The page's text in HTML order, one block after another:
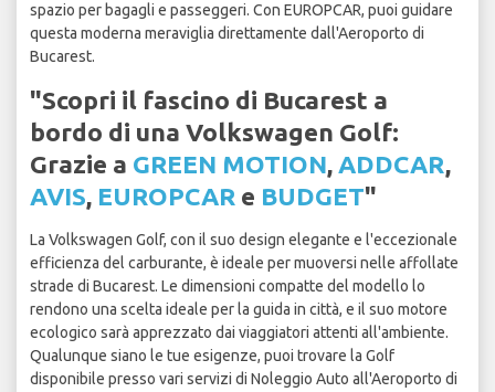
spazio per bagagli e passeggeri. Con EUROPCAR, puoi guidare
questa moderna meraviglia direttamente dall'Aeroporto di
Bucarest.
"Scopri il fascino di Bucarest a
bordo di una Volkswagen Golf:
Grazie a GREEN MOTION, ADDCAR,
AVIS, EUROPCAR e BUDGET"
La Volkswagen Golf, con il suo design elegante e l'eccezionale
efficienza del carburante, è ideale per muoversi nelle affollate
strade di Bucarest. Le dimensioni compatte del modello lo
rendono una scelta ideale per la guida in città, e il suo motore
ecologico sarà apprezzato dai viaggiatori attenti all'ambiente.
Qualunque siano le tue esigenze, puoi trovare la Golf
disponibile presso vari servizi di Noleggio Auto all'Aeroporto di